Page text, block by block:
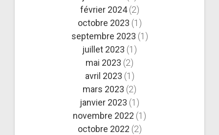
février 2024(2)
octobre 2023 (1)
septembre 2023 (1)
juillet 2023 (1)
mai 2023 (2)
avril 2023 (1)
mars 2023 (2)
janvier 2023 (1)
novembre 2022 (1)
octobre 2022 (2)